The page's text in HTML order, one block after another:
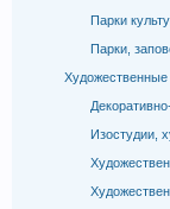
Парки
Парки,
Художественные
Изостудии,